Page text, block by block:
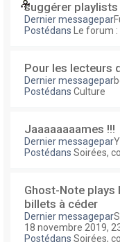
suggérer playlists
Dernier messagepar
Postédans
Le forum
Pour les lecteurs
Dernier messagepar
Postédans Culture
Jaaaaaaaames !!!
Dernier messagepar
Postédans Soirées,
Ghost-Note plays
billets à céder
Dernier messagepar
18 novembre 2019,
Postédans Soirées,